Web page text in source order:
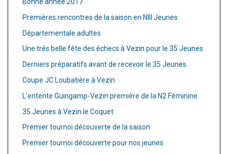
Premières rencontres de la saison en NIII Jeunes
Départementale adultes
Une trés belle fête des échecs à Vezin pour le 35 Jeunes
Derniers préparatifs avant de recevoir le 35 Jeunes.
Coupe JC Loubatière à Vezin
L'entente Guingamp-Vezin première de la N2 Féminine
35 Jeunes à Vezin le Coquet
Premier tournoi découverte de la saison
Premier tournoi découverte pour nos jeunes